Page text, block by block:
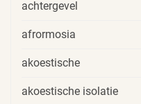
achtergevel
afrormosia
akoestische
akoestische isolatie